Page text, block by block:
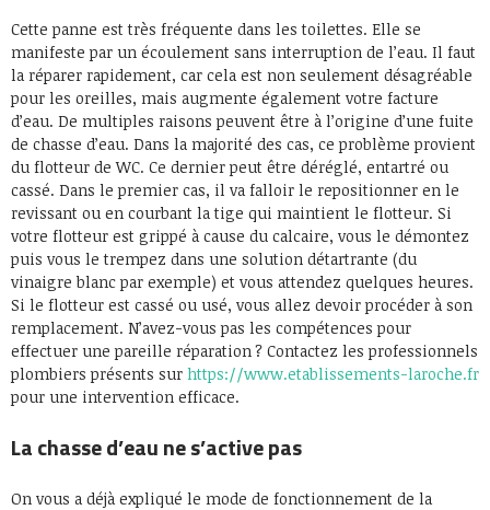
Cette panne est très fréquente dans les toilettes. Elle se
manifeste par un écoulement sans interruption de l’eau. Il faut
la réparer rapidement, car cela est non seulement désagréable
pour les oreilles, mais augmente également votre facture
d’eau. De multiples raisons peuvent être à l’origine d’une fuite
de chasse d’eau. Dans la majorité des cas, ce problème provient
du flotteur de WC. Ce dernier peut être déréglé, entartré ou
cassé. Dans le premier cas, il va falloir le repositionner en le
revissant ou en courbant la tige qui maintient le flotteur. Si
votre flotteur est grippé à cause du calcaire, vous le démontez
puis vous le trempez dans une solution détartrante (du
vinaigre blanc par exemple) et vous attendez quelques heures.
Si le flotteur est cassé ou usé, vous allez devoir procéder à son
remplacement. N’avez-vous pas les compétences pour
effectuer une pareille réparation ? Contactez les professionnels
plombiers présents sur https://www.etablissements-laroche.fr
pour une intervention efficace.
La chasse d’eau ne s’active pas
On vous a déjà expliqué le mode de fonctionnement de la